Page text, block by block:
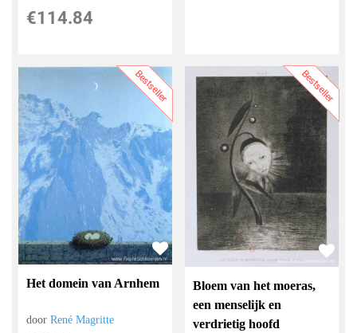
€114.84
Bestseller
Het domein van Arnhem
doorRené Magritte
Bestseller
Bloem van het moeras,
een menselijk en
verdrietig hoofd